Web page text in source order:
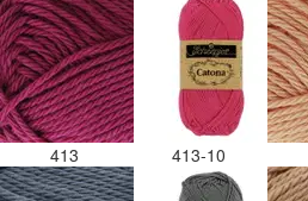
413 413-10